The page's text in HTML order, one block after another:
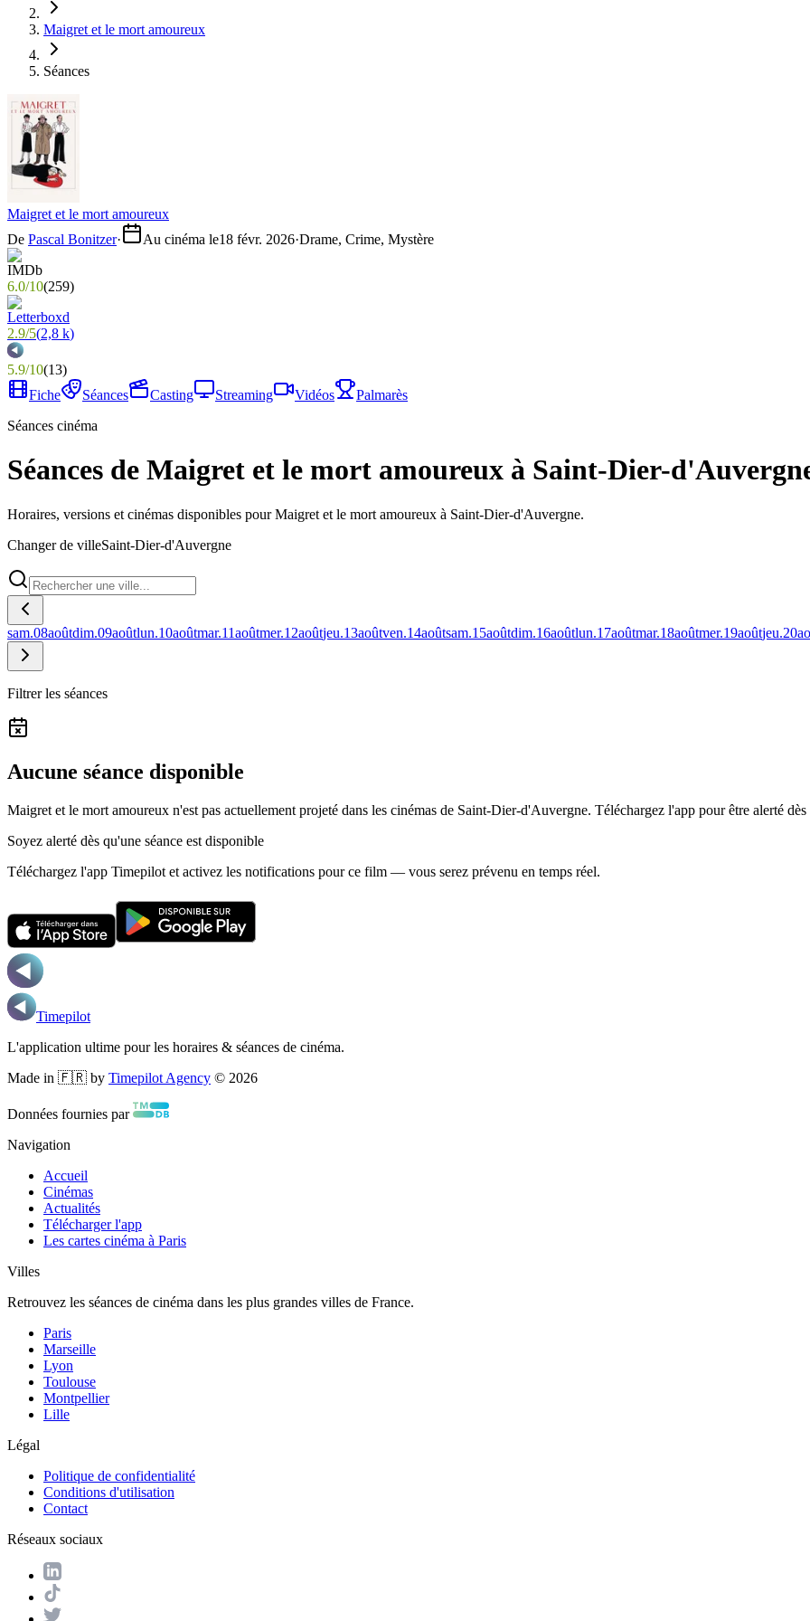
Maigret et le mort amoureux
Séances
Maigret et le mort amoureux
De Pascal Bonitzer· Au cinéma le18 févr. 2026·Drame, Crime, Mystère
6.0/10(259)
2.9/5(2,8 k)
5.9/10(13)
Fiche
Séances Casting Streaming Vidéos
Palmarès
Séances cinéma
Séances de Maigret et le mort amoureux à Saint-Dier-
Horaires, versions et cinémas disponibles pour Maigret et le mort amoureux à Saint-Dier-d'Auvergne.
Changer de villeSaint-Dier-d'Auvergne
sam.08aoûtdim.09aoûtlun.10aoûtmar.11aoûtmer.12aoûtjeu.13aoûtven.14aoûtsam.15aoûtdim.16aoûtlun.17aoûtmar.18aoûtmer.19aoûtjeu.20
Filtrer les séances
Aucune séance disponible
Maigret et le mort amoureux n'est pas actuellement projeté dans les cinémas de Saint-Dier-d'Auvergne. Téléchargez l'app pour être alerté
Soyez alerté dès qu'une séance est disponible
Téléchargez l'app Timepilot et activez les notifications pour ce film — vous serez prévenu en temps réel.
Timepilot
L'application ultime pour les horaires & séances de cinéma.
Made in 🇫🇷 by Timepilot Agency © 2026
Données fournies par
Navigation
Accueil
Cinémas
Actualités
Télécharger l'app
Les cartes cinéma à Paris
Villes
Retrouvez les séances de cinéma dans les plus grandes villes de France.
Paris
Marseille
Lyon
Toulouse
Montpellier
Lille
Légal
Politique de confidentialité
Conditions d'utilisation
Contact
Réseaux sociaux